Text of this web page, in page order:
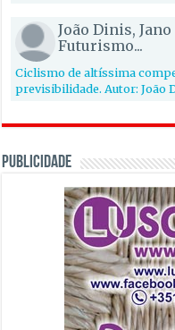
João Dinis, Jano
Futurismo...
Ciclismo de altíssima
previsibilidade. Autor: João
PUBLICIDADE